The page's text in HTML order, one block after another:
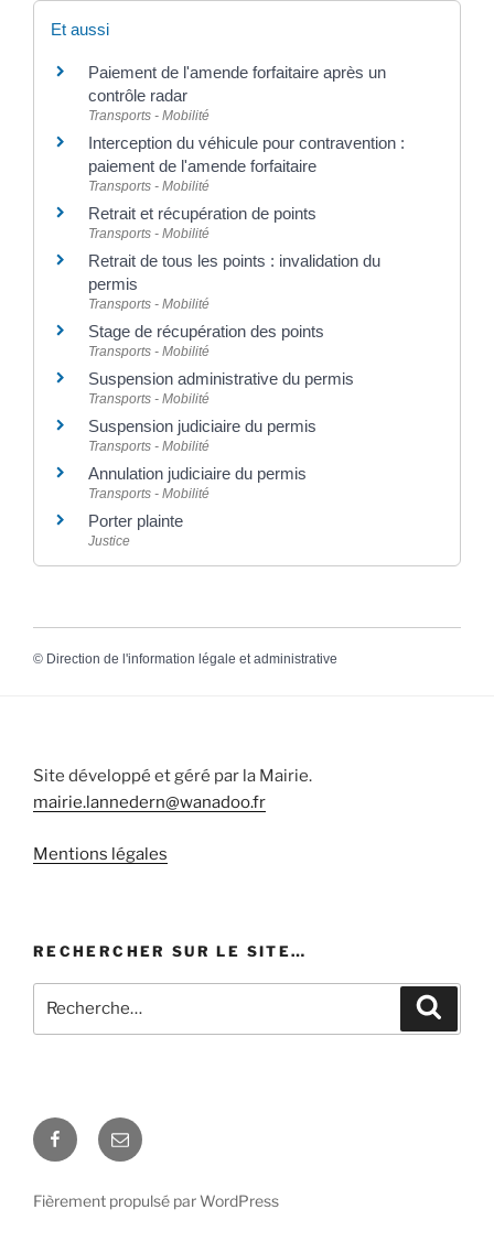
Et aussi
Paiement de l'amende forfaitaire après un
contrôle radar
Transports - Mobilité
Interception du véhicule pour contravention :
paiement de l'amende forfaitaire
Transports - Mobilité
Retrait et récupération de points
Transports - Mobilité
Retrait de tous les points : invalidation du
permis
Transports - Mobilité
Stage de récupération des points
Transports - Mobilité
Suspension administrative du permis
Transports - Mobilité
Suspension judiciaire du permis
Transports - Mobilité
Annulation judiciaire du permis
Transports - Mobilité
Porter plainte
Justice
© Direction de l'information légale et administrative
Site développé et géré par la Mairie.
mairie.lannedern@wanadoo.fr
Mentions légales
RECHERCHER SUR LE SITE…
pour
Facebook
E-
mail
Fièrement propulsé par WordPress